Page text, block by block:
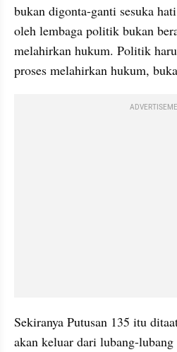
bukan digonta-ganti sesuka
oleh lembaga politik bukan
melahirkan hukum. Politik
proses melahirkan hukum,
Sekiranya Putusan 135 itu
akan keluar dari lubang-